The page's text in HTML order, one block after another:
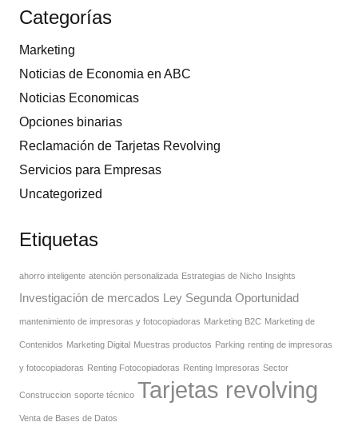
Categorías
Marketing
Noticias de Economia en ABC
Noticias Economicas
Opciones binarias
Reclamación de Tarjetas Revolving
Servicios para Empresas
Uncategorized
Etiquetas
ahorro inteligente atención personalizada Estrategias de Nicho Insights
Investigación de mercados Ley Segunda Oportunidad
mantenimiento de impresoras y fotocopiadoras Marketing B2C Marketing de
Contenidos Marketing Digital Muestras productos Parking renting de impresoras
y fotocopiadoras Renting Fotocopiadoras Renting Impresoras Sector
Construccion soporte técnico Tarjetas revolving
Venta de Bases de Datos